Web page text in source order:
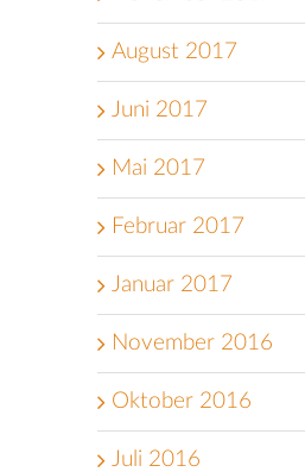
August 2017
Juni 2017
Mai 2017
Februar 2017
Januar 2017
November 2016
Oktober 2016
Juli 2016